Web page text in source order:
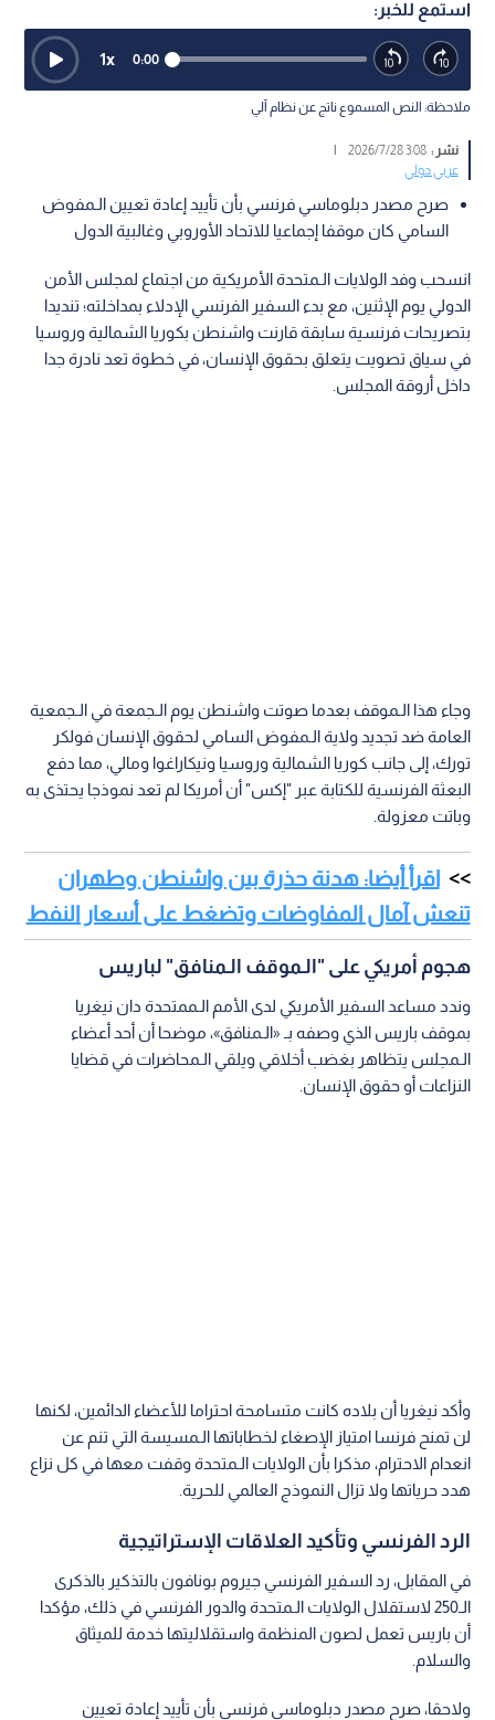
استمع للخبر:
0:00
1x
ملاحظة: النص المسموع ناتج عن نظام آلي
نشر :3:08 2026/7/28
|
عربي دولي
صرح مصدر دبلوماسي فرنسي بأن تأييد إعادة تعيين الـمفوض
السامي كان موقفا إجماعيا للاتحاد الأوروبي وغالبية الدول
انسحب وفد الولايات الـمتحدة الأمريكية من اجتماع لمجلس الأمن
الدولي يوم الإثنين، مع بدء السفير الفرنسي الإدلاء بمداخلته؛ تنديدا
بتصريحات فرنسية سابقة قارنت واشنطن بكوريا الشمالية وروسيا
في سياق تصويت يتعلق بحقوق الإنسان، في خطوة تعد نادرة جدا
داخل أروقة المجلس.
وجاء هذا الـموقف بعدما صوتت واشنطن يوم الـجمعة في الـجمعية
العامة ضد تجديد ولاية الـمفوض السامي لحقوق الإنسان فولكر
تورك، إلى جانب كوريا الشمالية وروسيا ونيكاراغوا ومالي، مما دفع
البعثة الفرنسية للكتابة عبر "إكس" أن أمريكا لم تعد نموذجا يحتذى به
وباتت معزولة.
اقرأ أيضا: هدنة حذرة بين واشنطن وطهران
تنعش آمال المفاوضات وتضغط على أسعار النفط
هجوم أمريكي على "الـموقف الـمنافق" لباريس
وندد مساعد السفير الأمريكي لدى الأمم الـممتحدة دان نيغريا
بموقف باريس الذي وصفه بـ «الـمنافق»، موضحا أن أحد أعضاء
الـمجلس يتظاهر بغضب أخلاقي ويلقي الـمحاضرات في قضايا
النزاعات أو حقوق الإنسان.
وأكد نيغريا أن بلاده كانت متسامحة احتراما للأعضاء الدائمين، لكنها
لن تمنح فرنسا امتياز الإصغاء لخطاباتها الـمسيسة التي تنم عن
انعدام الاحترام، مذكرا بأن الولايات الـمتحدة وقفت معها في كل نزاع
هدد حرياتها ولا تزال النموذج العالمي للحرية.
الرد الفرنسي وتأكيد العلاقات الإستراتيجية
في المقابل، رد السفير الفرنسي جيروم بونافون بالتذكير بالذكرى
الـ250 لاستقلال الولايات الـمتحدة والدور الفرنسي في ذلك، مؤكدا
أن باريس تعمل لصون المنظمة واستقلاليتها خدمة للميثاق
والسلام.
ولاحقا، صرح مصدر دبلوماسي فرنسي بأن تأييد إعادة تعيين